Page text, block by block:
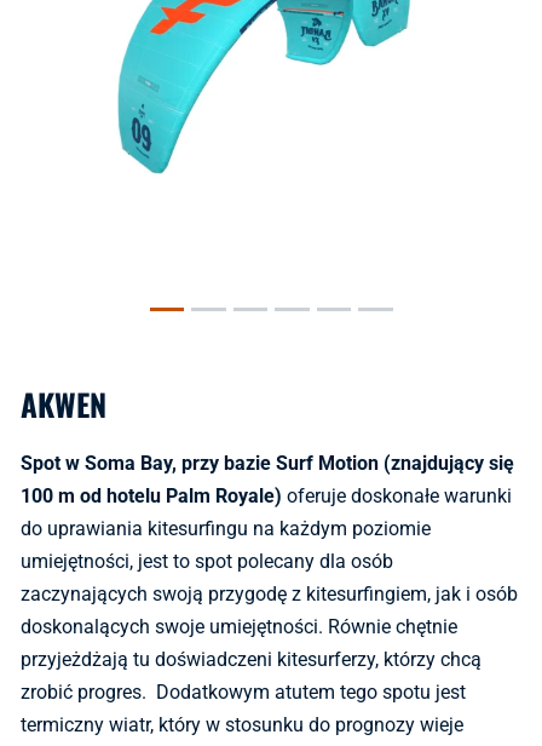
AKWEN
Spot w Soma Bay, przy bazie Surf Motion (znajdujący się
100 m od hotelu Palm Royale) oferuje doskonałe warunki
do uprawiania kitesurfingu na każdym poziomie
umiejętności, jest to spot polecany dla osób
zaczynających swoją przygodę z kitesurfingiem, jak i osób
doskonalących swoje umiejętności. Równie chętnie
przyjeżdżają tu doświadczeni kitesurferzy, którzy chcą
zrobić progres. Dodatkowym atutem tego spotu jest
termiczny wiatr, który w stosunku do prognozy wieje